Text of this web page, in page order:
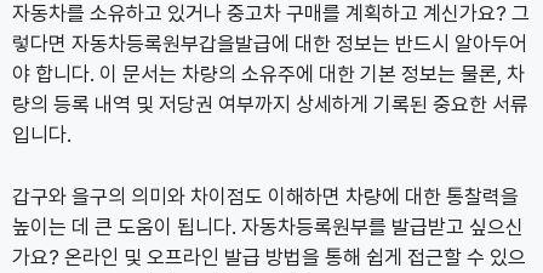
자동차를 소유하고 있거나 중고차 구매를 계획하고 계신가요? 그
렇다면 자동차등록원부갑을발급에 대한 정보는 반드시 알아두어
야 합니다. 이 문서는 차량의 소유주에 대한 기본 정보는 물론, 차
량의 등록 내역 및 저당권 여부까지 상세하게 기록된 중요한 서류
입니다.
갑구와 을구의 의미와 차이점도 이해하면 차량에 대한 통찰력을
높이는 데 큰 도움이 됩니다. 자동차등록원부를 발급받고 싶으신
가요? 온라인 및 오프라인 발급 방법을 통해 쉽게 접근할 수 있으